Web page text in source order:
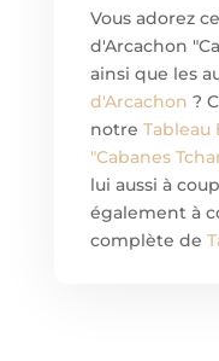
Vous adorez
d'Arcachon
ainsi que les
d'Arcachon ?
notre Tableau
"Cabanes
lui aussi à
également à
complète de